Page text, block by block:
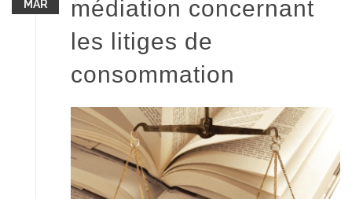
médiation concernant
les litiges de
consommation
MAR